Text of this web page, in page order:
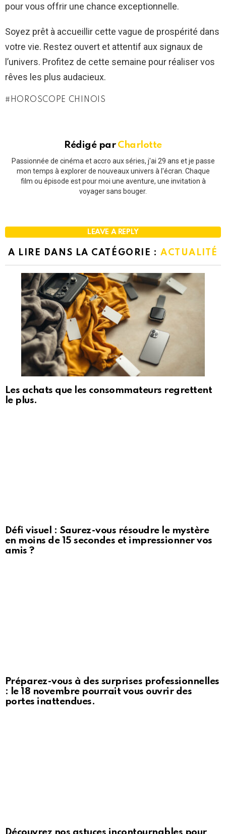
pour vous offrir une chance exceptionnelle.
Soyez prêt à accueillir cette vague de prospérité dans
votre vie. Restez ouvert et attentif aux signaux de
l’univers. Profitez de cette semaine pour réaliser vos
rêves les plus audacieux.
HOROSCOPE CHINOIS
Rédigé par Charlotte
Passionnée de cinéma et accro aux séries, j'ai 29 ans et je passe
mon temps à explorer de nouveaux univers à l'écran. Chaque
film ou épisode est pour moi une aventure, une invitation à
voyager sans bouger.
LEAVE A REPLY
A LIRE DANS LA CATÉGORIE : ACTUALITÉ
Les achats que les consommateurs regrettent
le plus.
Défi visuel : Saurez-vous résoudre le mystère
en moins de 15 secondes et impressionner vos
amis ?
Préparez-vous à des surprises professionnelles
: le 18 novembre pourrait vous ouvrir des
portes inattendues.